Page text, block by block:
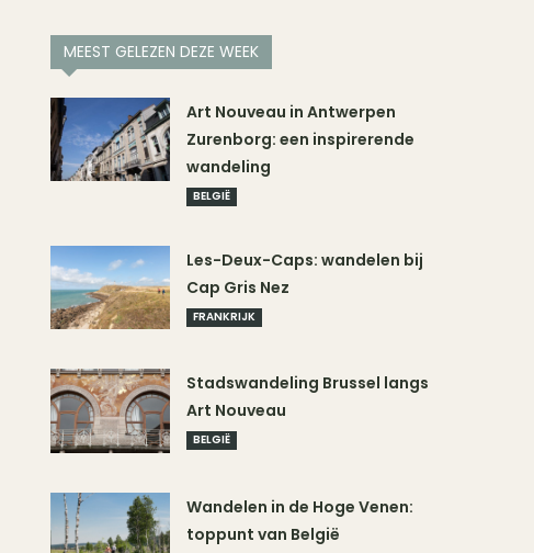
MEEST GELEZEN DEZE WEEK
Art Nouveau in Antwerpen
Zurenborg: een inspirerende
wandeling
BELGIË
Les-Deux-Caps: wandelen bij
Cap Gris Nez
FRANKRIJK
Stadswandeling Brussel langs
Art Nouveau
BELGIË
Wandelen in de Hoge Venen:
toppunt van België